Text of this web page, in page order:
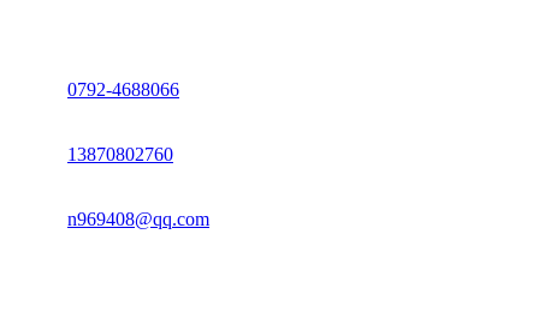
0792-4688066
13870802760
n969408@qq.com